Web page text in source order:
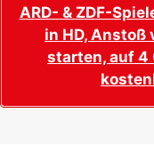
ARD- & ZDF-
in HD, Anstoß
starten, auf 4